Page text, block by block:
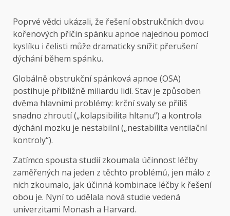
Poprvé vědci ukázali, že řešení obstrukčních dvou
kořenových příčin spánku apnoe najednou pomocí
kyslíku i čelisti může dramaticky snížit přerušení
dýchání během spánku.
Globálně obstrukční spánková apnoe (OSA)
postihuje přibližně miliardu lidí. Stav je způsoben
dvěma hlavními problémy: krční svaly se příliš
snadno zhroutí („kolapsibilita hltanu“) a kontrola
dýchání mozku je nestabilní („nestabilita ventilační
kontroly“).
Zatímco spousta studií zkoumala účinnost léčby
zaměřených na jeden z těchto problémů, jen málo z
nich zkoumalo, jak účinná kombinace léčby k řešení
obou je. Nyní to udělala nová studie vedená
univerzitami Monash a Harvard.